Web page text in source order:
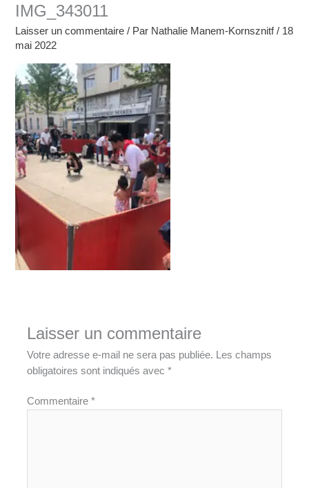
IMG_343011
Laisser un commentaire / Par Nathalie Manem-Kornsznitf/ 18
mai 2022
Laisser un commentaire
Votre adresse e-mail ne sera pas publiée. Les champs
obligatoires sont indiqués avec*
Commentaire*